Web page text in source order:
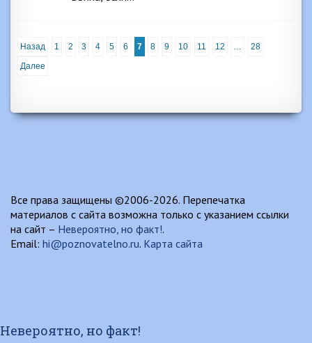
Назад 1 2 3 4 5 6 7 8 9 10 11 12 …
28
Далее
Все права защищены ©2006-2026. Перепечатка
материалов с сайта возможна только с указанием ссылки
на сайт – Невероятно, но факт!.
Email: hi@poznovatelno.ru. Карта сайта
Невероятно, но факт!